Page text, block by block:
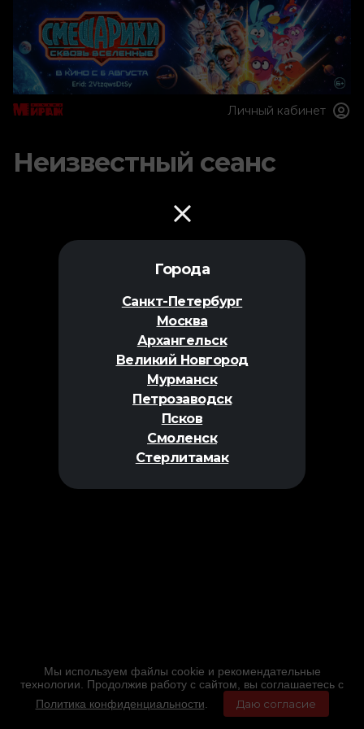
Города
Санкт-Петербург
Москва
Архангельск
Великий Новгород
Мурманск
Петрозаводск
Псков
Смоленск
Стерлитамак
Личный кабинет
Неизвестный сеанс
Мы используем файлы cookie и рекомендательные
технологии. Продолжив работу с сайтом, вы соглашаетесь с
Политика конфиденциальности
Даю согласие